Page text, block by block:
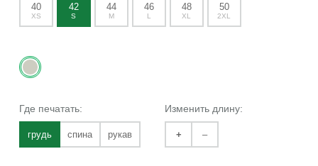
40
XS
42
S
44
M
46
L
48
XL
50
2XL
Где печатать:
грудь спина рукав
Изменить длину:
+ –